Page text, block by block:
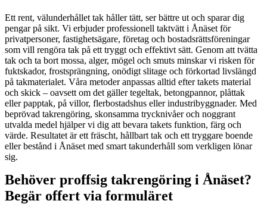
Ett rent, välunderhållet tak håller tätt, ser bättre ut och sparar dig
pengar på sikt. Vi erbjuder professionell taktvätt i Ånäset för
privatpersoner, fastighetsägare, företag och bostadsrättsföreningar
som vill rengöra tak på ett tryggt och effektivt sätt. Genom att tvätta
tak och ta bort mossa, alger, mögel och smuts minskar vi risken för
fuktskador, frostsprängning, onödigt slitage och förkortad livslängd
på takmaterialet. Våra metoder anpassas alltid efter takets material
och skick – oavsett om det gäller tegeltak, betongpannor, plåttak
eller papptak, på villor, flerbostadshus eller industribyggnader. Med
beprövad takrengöring, skonsamma trycknivåer och noggrant
utvalda medel hjälper vi dig att bevara takets funktion, färg och
värde. Resultatet är ett fräscht, hållbart tak och ett tryggare boende
eller bestånd i Ånäset med smart takunderhåll som verkligen lönar
sig.
Behöver proffsig takrengöring i Ånäset?
Begär offert via formuläret